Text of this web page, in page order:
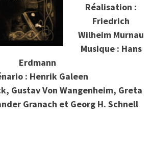
Réalisation :
Friedrich
Wilheim Murnau
Musique : Hans
Erdmann
: Henrik Galeen
Gustav Von Wangenheim, Greta
Granach et Georg H. Schnell